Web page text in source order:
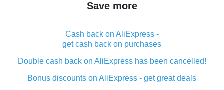
Save more
Cash back on AliExpress -
get cash back on purchases
Double cash back on AliExpress has been cancelled!
Bonus discounts on AliExpress - get great deals